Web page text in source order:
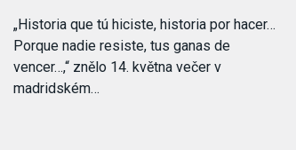
„Historia que tú hiciste, historia por hacer…
Porque nadie resiste, tus ganas de
vencer…,“ znělo 14. května večer v
madridském…